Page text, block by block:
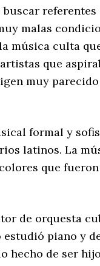
malas
música culta
que
muy parecido
formal y
latinos. La
que
de orquesta
piano y
hecho de ser